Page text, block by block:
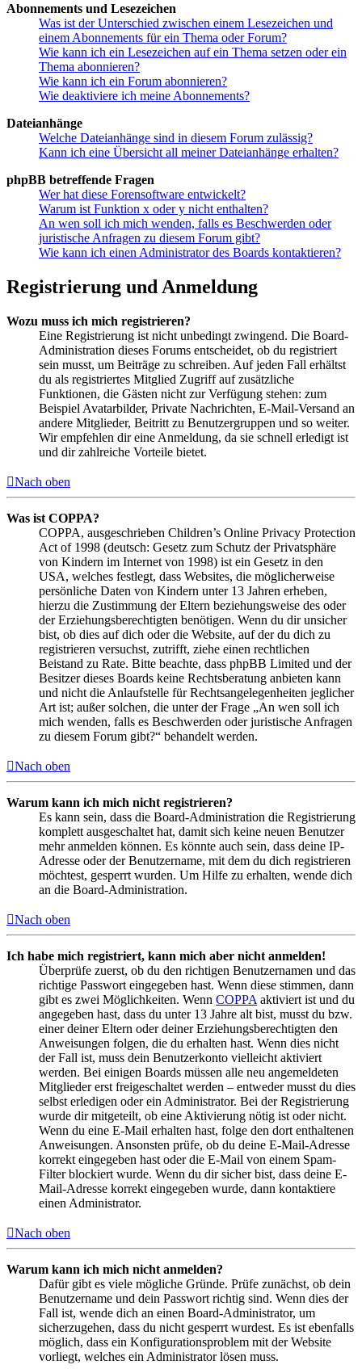
Abonnements und Lesezeichen
Was ist der Unterschied zwischen einem Lesezeichen und
einem Abonnements für ein Thema oder Forum?
Wie kann ich ein Lesezeichen auf ein Thema setzen oder ein
Thema abonnieren?
Wie kann ich ein Forum abonnieren?
Wie deaktiviere ich meine Abonnements?
Dateianhänge
Welche Dateianhänge sind in diesem Forum zulässig?
Kann ich eine Übersicht all meiner Dateianhänge erhalten?
phpBB betreffende Fragen
Wer hat diese Forensoftware entwickelt?
Warum ist Funktion x oder y nicht enthalten?
An wen soll ich mich wenden, falls es Beschwerden oder
juristische Anfragen zu diesem Forum gibt?
Wie kann ich einen Administrator des Boards kontaktieren?
Registrierung und Anmeldung
Wozu muss ich mich registrieren?
Eine Registrierung ist nicht unbedingt zwingend. Die Board-
Administration dieses Forums entscheidet, ob du registriert
sein musst, um Beiträge zu schreiben. Auf jeden Fall erhältst
du als registriertes Mitglied Zugriff auf zusätzliche
Funktionen, die Gästen nicht zur Verfügung stehen: zum
Beispiel Avatarbilder, Private Nachrichten, E-Mail-Versand an
andere Mitglieder, Beitritt zu Benutzergruppen und so weiter.
Wir empfehlen dir eine Anmeldung, da sie schnell erledigt ist
und dir zahlreiche Vorteile bietet.
Nach oben
Was ist COPPA?
COPPA, ausgeschrieben Children’s Online Privacy Protection
Act of 1998 (deutsch: Gesetz zum Schutz der Privatsphäre
von Kindern im Internet von 1998) ist ein Gesetz in den
USA, welches festlegt, dass Websites, die möglicherweise
persönliche Daten von Kindern unter 13 Jahren erheben,
hierzu die Zustimmung der Eltern beziehungsweise des oder
der Erziehungsberechtigten benötigen. Wenn du dir unsicher
bist, ob dies auf dich oder die Website, auf der du dich zu
registrieren versuchst, zutrifft, ziehe einen rechtlichen
Beistand zu Rate. Bitte beachte, dass phpBB Limited und der
Besitzer dieses Boards keine Rechtsberatung anbieten kann
und nicht die Anlaufstelle für Rechtsangelegenheiten jeglicher
Art ist; außer solchen, die unter der Frage „An wen soll ich
mich wenden, falls es Beschwerden oder juristische Anfragen
zu diesem Forum gibt?“ behandelt werden.
Nach oben
Warum kann ich mich nicht registrieren?
Es kann sein, dass die Board-Administration die Registrierung
komplett ausgeschaltet hat, damit sich keine neuen Benutzer
mehr anmelden können. Es könnte auch sein, dass deine IP-
Adresse oder der Benutzername, mit dem du dich registrieren
möchtest, gesperrt wurden. Um Hilfe zu erhalten, wende dich
an die Board-Administration.
Nach oben
Ich habe mich registriert, kann mich aber nicht anmelden!
Überprüfe zuerst, ob du den richtigen Benutzernamen und das
richtige Passwort eingegeben hast. Wenn diese stimmen, dann
gibt es zwei Möglichkeiten. Wenn COPPA aktiviert ist und du
angegeben hast, dass du unter 13 Jahre alt bist, musst du bzw.
einer deiner Eltern oder deiner Erziehungsberechtigten den
Anweisungen folgen, die du erhalten hast. Wenn dies nicht
der Fall ist, muss dein Benutzerkonto vielleicht aktiviert
werden. Bei einigen Boards müssen alle neu angemeldeten
Mitglieder erst freigeschaltet werden – entweder musst du dies
selbst erledigen oder ein Administrator. Bei der Registrierung
wurde dir mitgeteilt, ob eine Aktivierung nötig ist oder nicht.
Wenn du eine E-Mail erhalten hast, folge den dort enthaltenen
Anweisungen. Ansonsten prüfe, ob du deine E-Mail-Adresse
korrekt eingegeben hast oder die E-Mail von einem Spam-
Filter blockiert wurde. Wenn du dir sicher bist, dass deine E-
Mail-Adresse korrekt eingegeben wurde, dann kontaktiere
einen Administrator.
Nach oben
Warum kann ich mich nicht anmelden?
Dafür gibt es viele mögliche Gründe. Prüfe zunächst, ob dein
Benutzername und dein Passwort richtig sind. Wenn dies der
Fall ist, wende dich an einen Board-Administrator, um
sicherzugehen, dass du nicht gesperrt wurdest. Es ist ebenfalls
möglich, dass ein Konfigurationsproblem mit der Website
vorliegt, welches ein Administrator lösen muss.